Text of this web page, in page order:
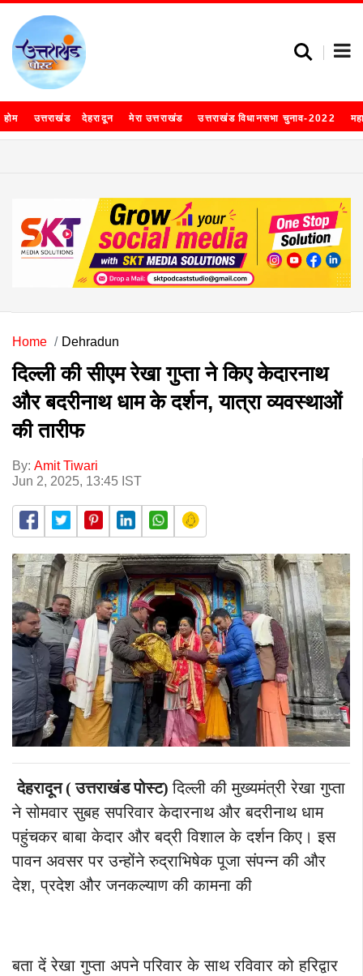
होम उत्तराखंड देहरादून मेरा उत्तराखंड उत्तराखंड विधानसभा चुनाव-2022
Home Dehradun
दिल्ली की सीएम रेखा गुप्ता ने किए केदारनाथ
और बदरीनाथ धाम के दर्शन, यात्रा व्यवस्थाओं
की तारीफ
By: Amit Tiwari
Jun 2, 2025, 13:45 IST
देहरादून ( उत्तराखंड पोस्ट)दिल्ली की मुख्यमंत्री रेखा गुप्ता
ने सोमवार सुबह सपरिवार केदारनाथ और बदरीनाथ धाम
पहुंचकर बाबा केदार और बद्री विशाल के दर्शन किए। इस
पावन अवसर पर उन्होंने रुद्राभिषेक पूजा संपन्न की और
देश, प्रदेश और जनकल्याण की कामना की
बता दें रेखा गुप्ता अपने परिवार के साथ रविवार को हरिद्वार